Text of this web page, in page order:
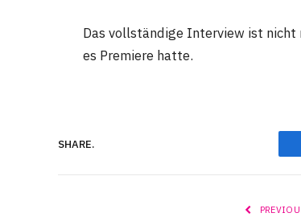
Das vollständige Interview ist nicht
es Premiere hatte.
SHARE.